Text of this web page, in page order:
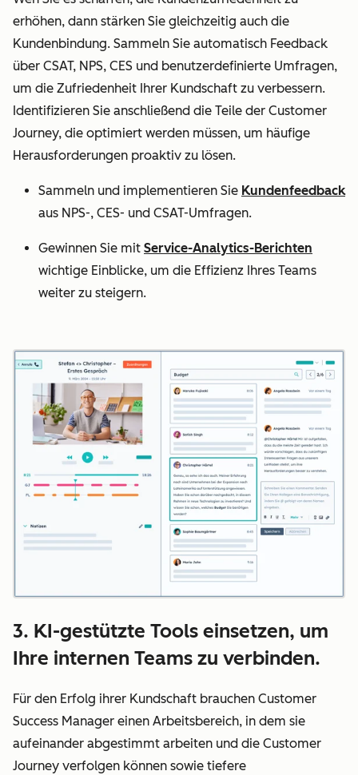
erhöhen, dann stärken Sie gleichzeitig auch die
Kundenbindung. Sammeln Sie automatisch Feedback
über CSAT, NPS, CES und benutzerdefinierte Umfragen,
um die Zufriedenheit Ihrer Kundschaft zu verbessern.
Identifizieren Sie anschließend die Teile der Customer
Journey, die optimiert werden müssen, um häufige
Herausforderungen proaktiv zu lösen.
Sammeln und implementieren Sie Kundenfeedback
aus NPS-, CES- und CSAT-Umfragen.
Gewinnen Sie mit Service-Analytics-Berichten
wichtige Einblicke, um die Effizienz Ihres Teams
weiter zu steigern.
3. KI-gestützte Tools einsetzen, um
Ihre internen Teams zu verbinden.
Für den Erfolg ihrer Kundschaft brauchen Customer
Success Manager einen Arbeitsbereich, in dem sie
aufeinander abgestimmt arbeiten und die Customer
Journey verfolgen können sowie tiefere